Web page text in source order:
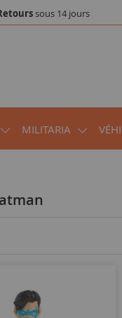
sous 14 jours
MILITARIA